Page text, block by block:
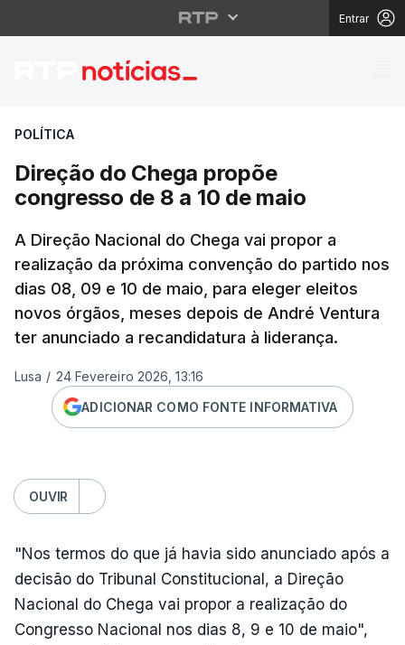
Entrar
Direção do Chega
POLÍTICA
Direção do Chega propõe
congresso de 8 a 10 de maio
A Direção Nacional do Chega vai propor a
realização da próxima convenção do partido nos
dias 08, 09 e 10 de maio, para eleger eleitos
novos órgãos, meses depois de André Ventura
ter anunciado a recandidatura à liderança.
Lusa / 24 Fevereiro 2026, 13:16
ADICIONAR COMO FONTE INFORMATIVA
OUVIR
"Nos termos do que já havia sido anunciado após a
decisão do Tribunal Constitucional, a Direção
Nacional do Chega vai propor a realização do
Congresso Nacional nos dias 8, 9 e 10 de maio",